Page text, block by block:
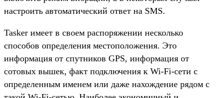
настроить автоматический ответ на SMS.
Tasker имеет в своем распоряжении несколько
способов определения местоположения. Это
информация от спутников GPS, информация от
сотовых вышек, факт подключения к Wi-Fi-сети с
определенным именем или даже нахождение рядом с